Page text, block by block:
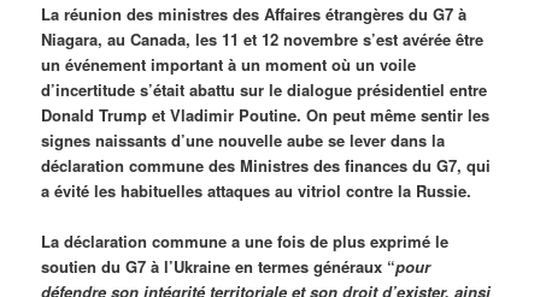
La réunion des ministres des Affaires étrangères du G7 à
Niagara, au Canada, les 11 et 12 novembre s’est avérée être
un événement important à un moment où un voile
d’incertitude s’était abattu sur le dialogue présidentiel entre
Donald Trump et Vladimir Poutine. On peut même sentir les
signes naissants d’une nouvelle aube se lever dans la
déclaration commune des Ministres des finances du G7, qui
a évité les habituelles attaques au vitriol contre la Russie.
La déclaration commune a une fois de plus exprimé le
soutien du G7 à l’Ukraine en termes généraux “pour
défendre son intégrité territoriale et son droit d’exister, ainsi